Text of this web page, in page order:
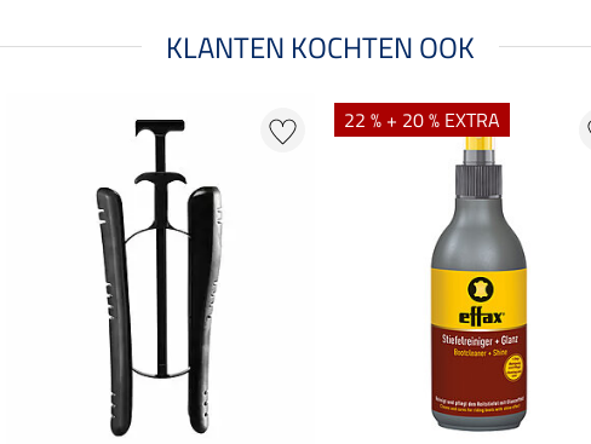
KLANTEN KOCHTEN OOK
22 % + 20 % EXTRA